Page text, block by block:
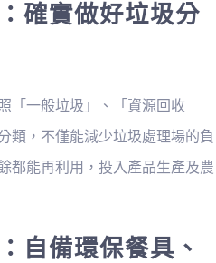
確實做好垃圾分
「一般垃圾」、「資源回收
類，不僅能減少垃圾處理場的負
都能再利用，投入產品生產及農
自備環保餐具、